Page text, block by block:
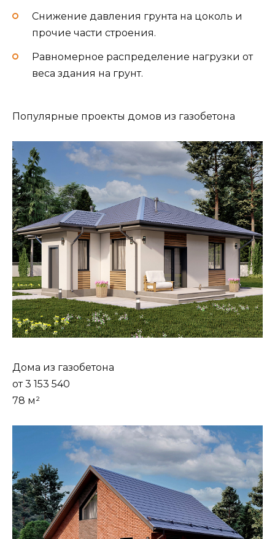
Снижение давления грунта на цоколь и
прочие части строения.
Равномерное распределение нагрузки от
веса здания на грунт.
Популярные проекты домов из газобетона
Дома из газобетона
от 3 153 540
78 м²